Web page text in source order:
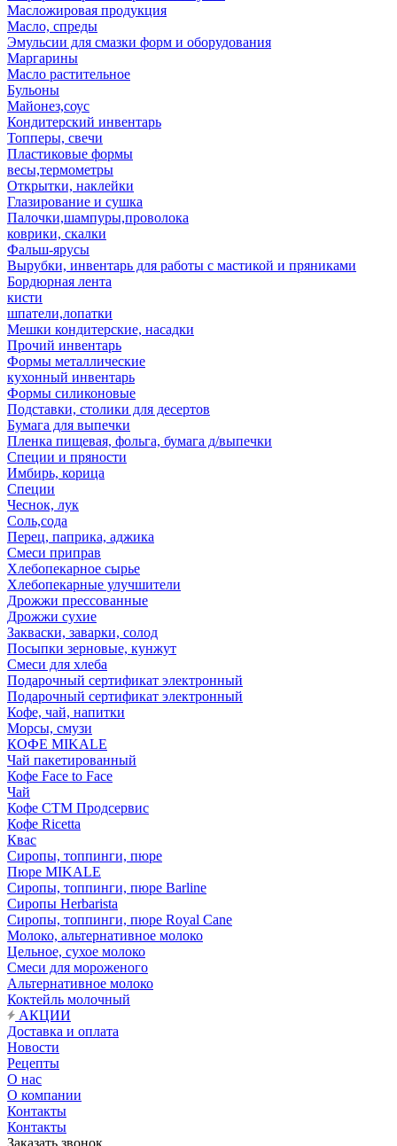
Масложировая продукция
Масло, спреды
Эмульсии для смазки форм и оборудования
Маргарины
Масло растительное
Бульоны
Майонез,соус
Кондитерский инвентарь
Топперы, свечи
Пластиковые формы
весы,термометры
Открытки, наклейки
Глазирование и сушка
Палочки,шампуры,проволока
коврики, скалки
Фальш-ярусы
Вырубки, инвентарь для работы с мастикой и пряниками
Бордюрная лента
кисти
шпатели,лопатки
Мешки кондитерские, насадки
Прочий инвентарь
Формы металлические
кухонный инвентарь
Формы силиконовые
Подставки, столики для десертов
Бумага для выпечки
Пленка пищевая, фольга, бумага д/выпечки
Специи и пряности
Имбирь, корица
Специи
Чеснок, лук
Соль,сода
Перец, паприка, аджика
Смеси приправ
Хлебопекарное сырье
Хлебопекарные улучшители
Дрожжи прессованные
Дрожжи сухие
Закваски, заварки, солод
Посыпки зерновые, кунжут
Смеси для хлеба
Подарочный сертификат электронный
Подарочный сертификат электронный
Кофе, чай, напитки
Морсы, смузи
КОФЕ MIKALE
Чай пакетированный
Кофе Face to Face
Чай
Кофе СТМ Продсервис
Кофе Ricetta
Квас
Сиропы, топпинги, пюре
Пюре MIKALE
Сиропы, топпинги, пюре Barline
Сиропы Herbarista
Сиропы, топпинги, пюре Royal Cane
Молоко, альтернативное молоко
Цельное, сухое молоко
Смеси для мороженого
Альтернативное молоко
Коктейль молочный
АКЦИИ
Доставка и оплата
Новости
Рецепты
О нас
О компании
Контакты
Контакты
Заказать звонок